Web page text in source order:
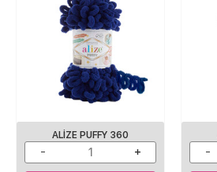
ALIZE PUFFY 360